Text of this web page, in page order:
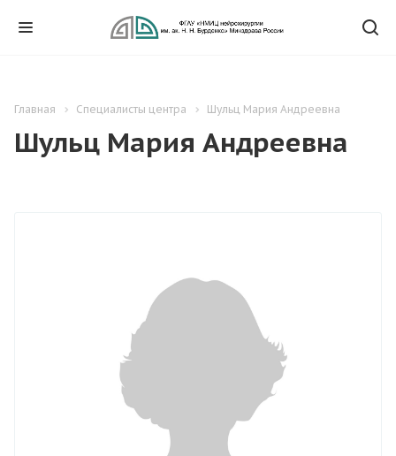
Главная Специалисты центра Шульц Мария Андреевна
Шульц Мария Андреевна